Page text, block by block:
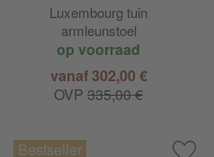
Luxembourg tuin
armleunstoel
op voorraad
vanaf 302,00 €
OVP 335,00 €